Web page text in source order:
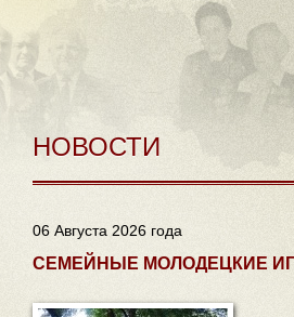
НОВОСТИ
06 Августа 2026 года
СЕМЕЙНЫЕ МОЛОДЕЦКИЕ